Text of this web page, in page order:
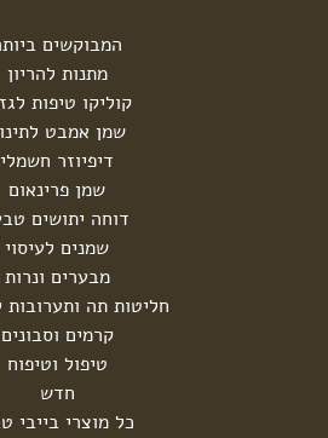
המבוקשים
מתנות להריון
קוליקו טיפות
שמן אמבט
דיפיוזר חשמלי
שמן פרינאום
דוחה יתושים
שמנים לעיסוי
מבערים ונרות
חליטות תה ותערובות
קרמים וסבונים
טיפול וטיפוח
חדש
כל מוצרי בייבי